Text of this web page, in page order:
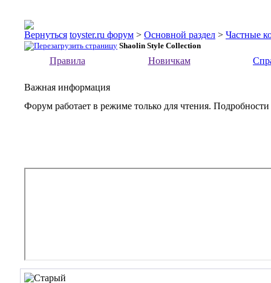
toyster.ru форум > Основной раздел > Частные
Shaolin Style Collection
Правила Новичкам
Важная информация
Форум работает в режиме только для чтения.